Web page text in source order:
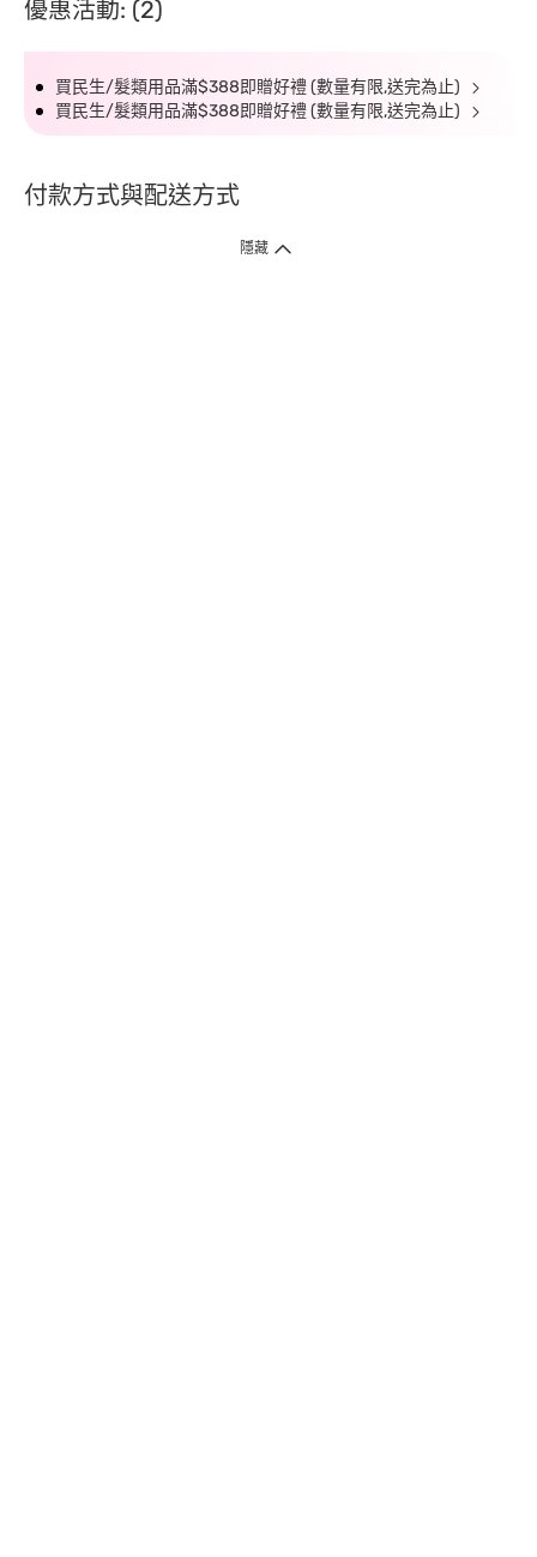
優惠活動: (2)
買民生/髮類用品滿$388即贈好禮 (數量有限,送完為止)
買民生/髮類用品滿$388即贈好禮 (數量有限,送完為止)
付款方式與配送方式
隱藏